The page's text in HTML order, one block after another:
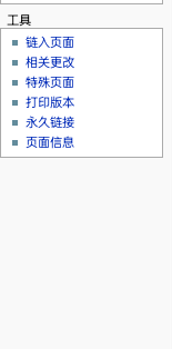
工具
链入页面
相关更改
特殊页面
打印版本
永久链接
页面信息